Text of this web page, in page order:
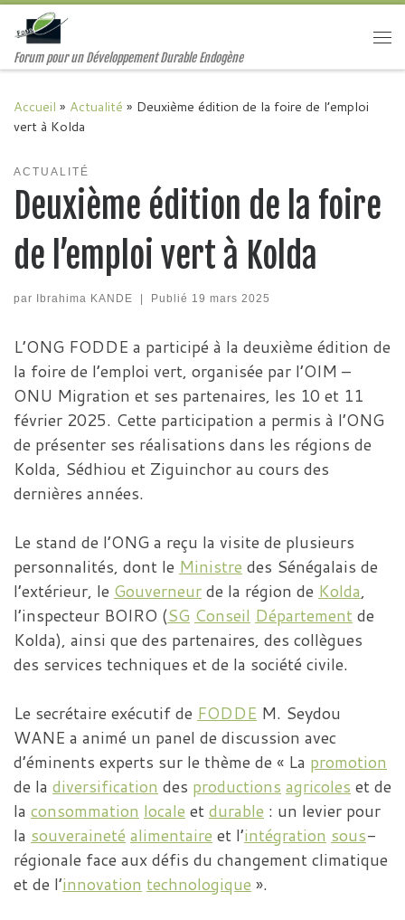
Passer au contenu
Forum pour un Développement Durable Endogène
Accueil » Actualité » Deuxième édition de la foire de l’emploi
vert à Kolda
ACTUALITÉ
Deuxième édition de la foire
de l’emploi vert à Kolda
par Ibrahima KANDE Publié 19 mars 2025
L’ONG FODDE a participé à la deuxième édition de
la foire de l’emploi vert, organisée par l’OIM –
ONU Migration et ses partenaires, les 10 et 11
février 2025. Cette participation a permis à l’ONG
de présenter ses réalisations dans les régions de
Kolda, Sédhiou et Ziguinchor au cours des
dernières années.
Le stand de l’ONG a reçu la visite de plusieurs
personnalités, dont le Ministre des Sénégalais de
l’extérieur, le Gouverneurde la région de Kolda,
l’inspecteur BOIRO (SG Conseil Départementde
Kolda), ainsi que des partenaires, des collègues
des services techniques et de la société civile.
Le secrétaire exécutif de FODDE M. Seydou
WANE a animé un panel de discussion avec
d’éminents experts sur le thème de « La promotion
de la diversification des productions agricoles et de
la consommation locale etdurable : un levier pour
la souveraineté alimentaire et l’intégration sous-
régionale face aux défis du changement climatique
et de l’innovation technologique ».